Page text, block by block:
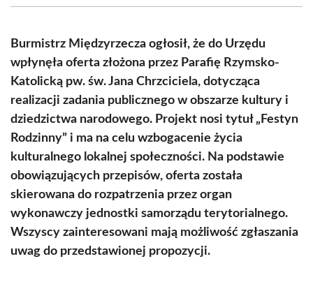
(Twitter)
Burmistrz Międzyrzecza ogłosił, że do Urzędu
wpłynęła oferta złożona przez Parafię Rzymsko-
Katolicką pw. św. Jana Chrzciciela, dotycząca
realizacji zadania publicznego w obszarze kultury i
dziedzictwa narodowego. Projekt nosi tytuł „Festyn
Rodzinny” i ma na celu wzbogacenie życia
kulturalnego lokalnej społeczności. Na podstawie
obowiązujących przepisów, oferta została
skierowana do rozpatrzenia przez organ
wykonawczy jednostki samorządu terytorialnego.
Wszyscy zainteresowani mają możliwość zgłaszania
uwag do przedstawionej propozycji.